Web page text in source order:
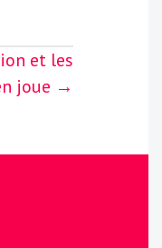
et les
joue →
Youtube